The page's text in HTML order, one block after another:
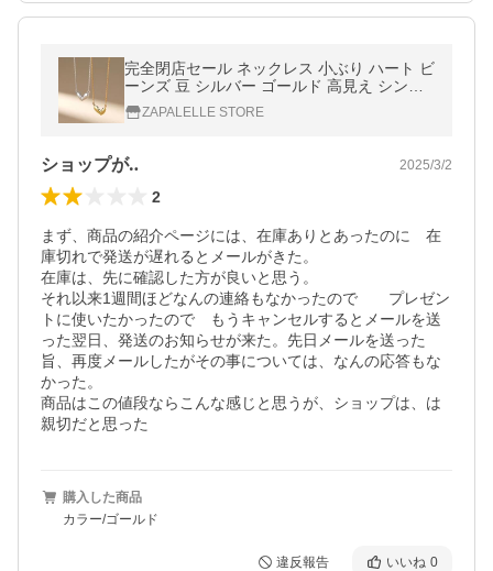
完全閉店セール ネックレス 小ぶり ハート ビ
ーンズ 豆 シルバー ゴールド 高見え シンプ
ル ハートペンダント レディース 金属アレル
ギー対応 シルバー925
ZAPALELLE STORE
ショップが‥ 2025/3/2
2
まず、商品の紹介ページには、在庫ありとあったのに　在
庫切れで発送が遅れるとメールがきた。
在庫は、先に確認した方が良いと思う。
それ以来1週間ほどなんの連絡もなかったので　　プレゼン
トに使いたかったので　もうキャンセルするとメールを送
った翌日、発送のお知らせが来た。先日メールを送った
旨、再度メールしたがその事については、なんの応答もな
かった。
商品はこの値段ならこんな感じと思うが、ショップは、は
親切だと思った
購入した商品
カラー/ゴールド
違反報告 いいね 0